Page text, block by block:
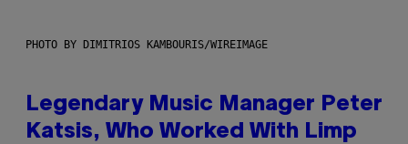
PHOTO BY DIMITRIOS KAMBOURIS/WIREIMAGE
Legendary Music Manager Peter
Katsis, Who Worked With Limp